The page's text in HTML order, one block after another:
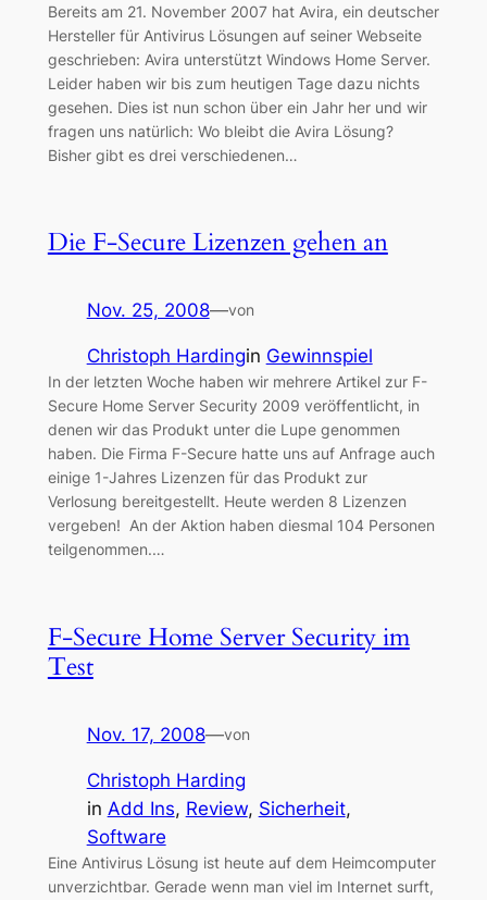
Bereits am 21. November 2007 hat Avira, ein deutscher
Hersteller für Antivirus Lösungen auf seiner Webseite
geschrieben: Avira unterstützt Windows Home Server.
Leider haben wir bis zum heutigen Tage dazu nichts
gesehen. Dies ist nun schon über ein Jahr her und wir
fragen uns natürlich: Wo bleibt die Avira Lösung?
Bisher gibt es drei verschiedenen…
Die F-Secure Lizenzen gehen an
Nov. 25, 2008—von
Christoph Hardingin Gewinnspiel
In der letzten Woche haben wir mehrere Artikel zur F-
Secure Home Server Security 2009 veröffentlicht, in
denen wir das Produkt unter die Lupe genommen
haben. Die Firma F-Secure hatte uns auf Anfrage auch
einige 1-Jahres Lizenzen für das Produkt zur
Verlosung bereitgestellt. Heute werden 8 Lizenzen
vergeben! An der Aktion haben diesmal 104 Personen
teilgenommen.…
F-Secure Home Server Security im
Test
Nov. 17, 2008—von
Christoph Harding
in Add Ins, Review, Sicherheit
Software
Eine Antivirus Lösung ist heute auf dem Heimcomputer
unverzichtbar. Gerade wenn man viel im Internet surft,